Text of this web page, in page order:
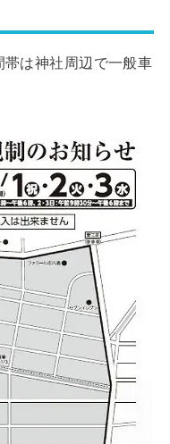
は神社周辺で一般車